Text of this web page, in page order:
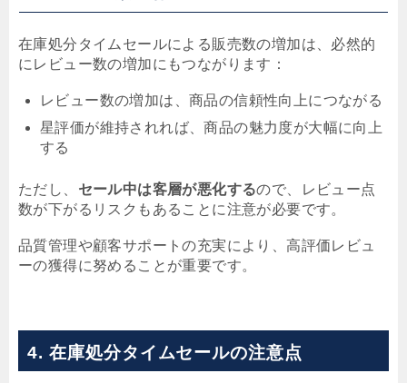
在庫処分タイムセールによる販売数の増加は、必然的
にレビュー数の増加にもつながります：
レビュー数の増加は、商品の信頼性向上につながる
星評価が維持されれば、商品の魅力度が大幅に向上
する
ただし、 セール中は客層が悪化するので、レビュー点
数が下がるリスクもあることに注意が必要です。
品質管理や顧客サポートの充実により、高評価レビュ
ーの獲得に努めることが重要です。
4. 在庫処分タイムセールの注意点